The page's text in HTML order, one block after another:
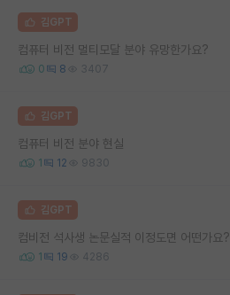
김GPT
컴퓨터 비전 멀티모달 분야 유망한가요?
0 8 3407
김GPT
컴퓨터 비전 분야 현실
1 12 9830
김GPT
컴비전 석사생 논문실적 이정도면 어떤가요?
1 19 4286